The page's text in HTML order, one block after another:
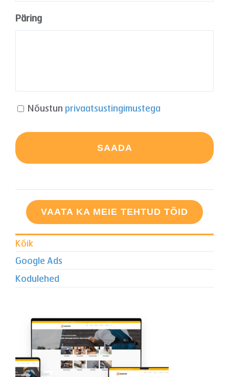
Päring
* Nõustun privaatsustingimustega
VAATA KA MEIE TEHTUD TÕID
Kõik
Google Ads
Kodulehed